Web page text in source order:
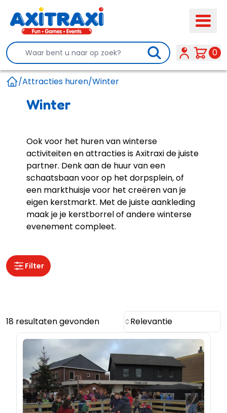
Search 0
/Attracties huren/Winter
Winter
Ook voor het huren van winterse
activiteiten en attracties is Axitraxi de juiste
partner. Denk aan de huur van een
schaatsbaanvoor op het dorpsplein, of
een markthuisjevoor het creëren van je
eigen kerstmarkt. Met de juiste aankleding
maak je je kerstborrel of andere winterse
evenement compleet.
Filter
18 resultaten gevonden Relevantie